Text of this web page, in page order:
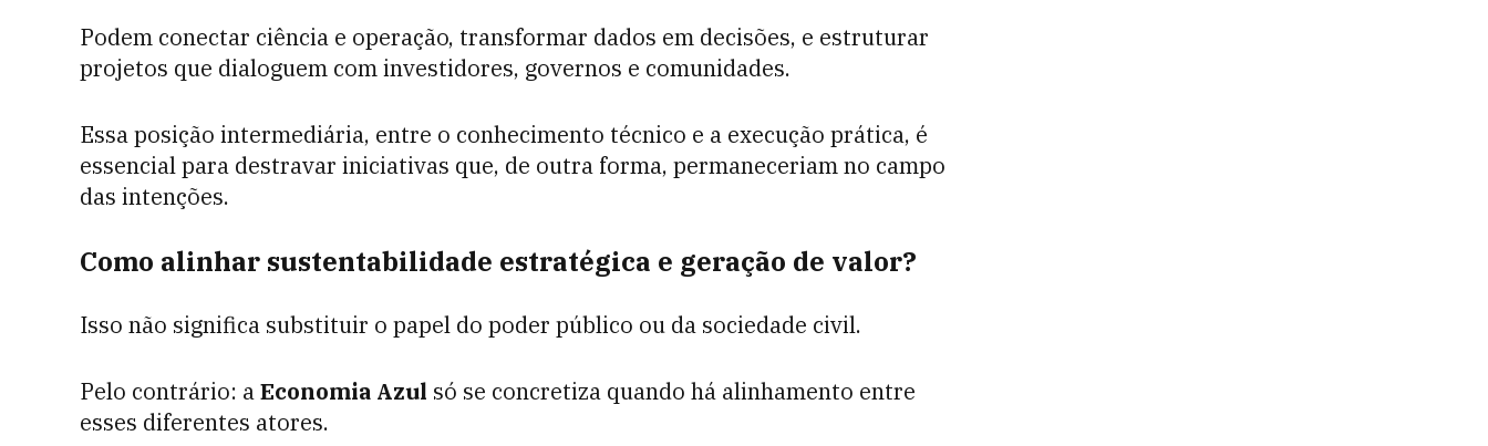
Podem conectar ciência e operação, transformar dados em decisões, e estruturar
projetos que dialoguem com investidores, governos e comunidades.
Essa posição intermediária, entre o conhecimento técnico e a execução prática, é
essencial para destravar iniciativas que, de outra forma, permaneceriam no campo
das intenções.
Como alinhar sustentabilidade estratégica e geração de valor?
Isso não significa substituir o papel do poder público ou da sociedade civil.
Pelo contrário: aEconomia Azul só se concretiza quando há alinhamento entre
esses diferentes atores.